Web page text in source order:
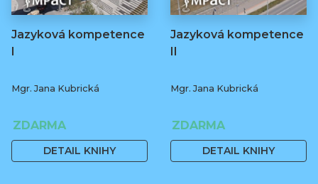
Jazyková kompetence
I
Mgr. Jana Kubrická
ZDARMA
DETAIL KNIHY
Jazyková kompetence
II
Mgr. Jana Kubrická
ZDARMA
DETAIL KNIHY